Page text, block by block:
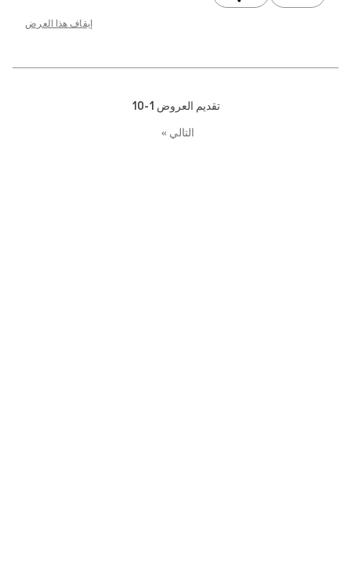
إيقاف هذا العرض
تقديم العروض1-10